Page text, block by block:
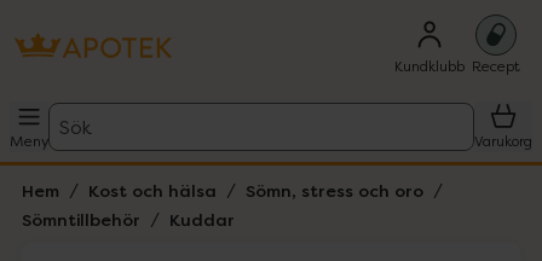
Kundklubb Recept
Meny
Sök
Varukorg
Hem Kost och hälsa
Sömn, stress och oro
Sömntillbehör
Kuddar